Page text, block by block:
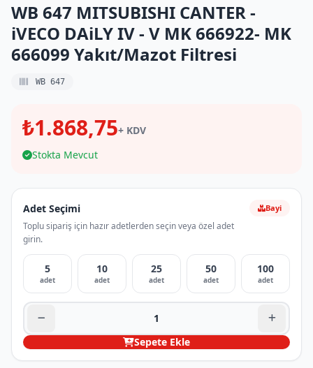
WB 647 MITSUBISHI CANTER -
iVECO DAiLY IV - V MK 666922- MK
666099 Yakıt/Mazot Filtresi
WB 647
₺1.868,75+ KDV
Stokta Mevcut
Adet Seçimi
Toplu sipariş için hazır adetlerden seçin veya özel adet
girin.
Bayi
5
adet
10
adet
25
adet
50
adet
100
adet
Sepete Ekle